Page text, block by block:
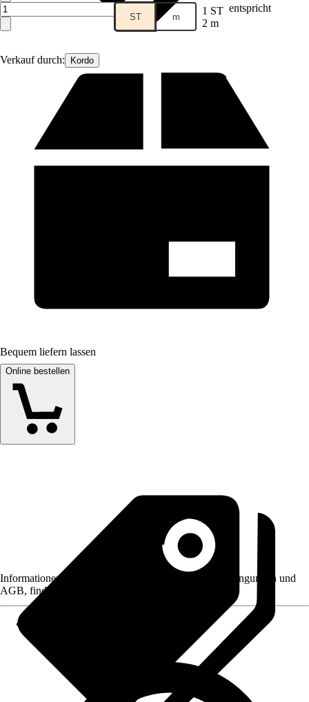
Verkauf durch: Kordo
ST m 1 ST entspricht
2 m
Bequem liefern lassen
Online bestellen
Informationen des Verkäufers, wie z. B. Rückgabebedingungen und
AGB, finden Sie bei Klick auf den Verkäufernamen.